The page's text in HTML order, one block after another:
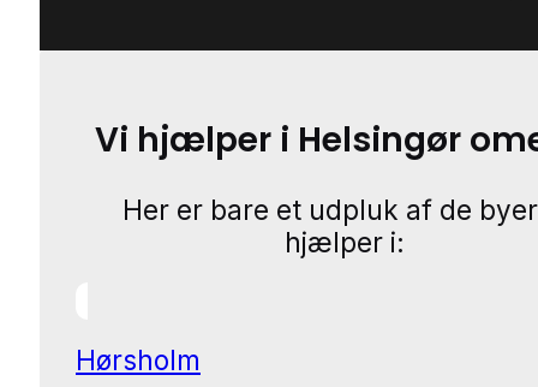
Vi hjælper i Helsingør
Her er bare et udpluk af de
hjælper i:
Hørsholm